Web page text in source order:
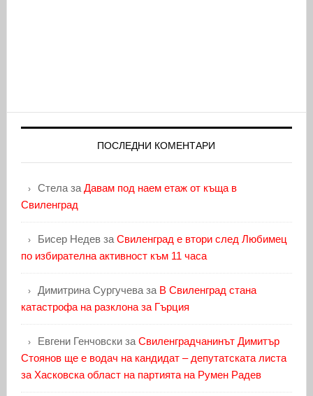
ПОСЛЕДНИ КОМЕНТАРИ
Стелаза Давам под наем етаж от къща в
Свиленград
Бисер Недевза Свиленград е втори след Любимец
по избирателна активност към 11 часа
Димитрина Сургучеваза В Свиленград стана
катастрофа на разклона за Гърция
Евгени Генчовскиза Свиленградчанинът Димитър
Стоянов ще е водач на кандидат – депутатската листа
за Хасковска област на партията на Румен Радев